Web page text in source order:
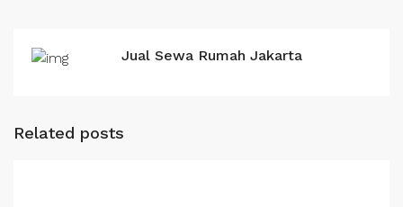
Jual Sewa Rumah Jakarta
Related posts